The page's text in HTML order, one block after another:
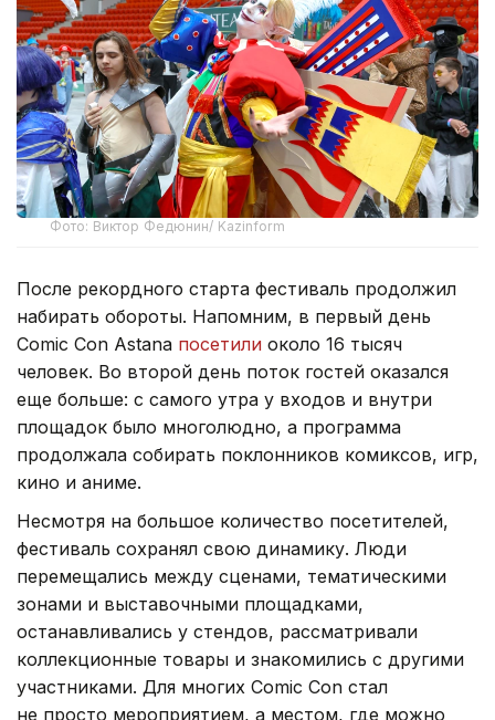
Фото: Виктор Федюнин/ Kazinform
После рекордного старта фестиваль продолжил
набирать обороты. Напомним, в первый день
Comic Con Astana посетили около 16 тысяч
человек. Во второй день поток гостей оказался
еще больше: с самого утра у входов и внутри
площадок было многолюдно, а программа
продолжала собирать поклонников комиксов, игр,
кино и аниме.
Несмотря на большое количество посетителей,
фестиваль сохранял свою динамику. Люди
перемещались между сценами, тематическими
зонами и выставочными площадками,
останавливались у стендов, рассматривали
коллекционные товары и знакомились с другими
участниками. Для многих Comic Con стал
не просто мероприятием, а местом, где можно